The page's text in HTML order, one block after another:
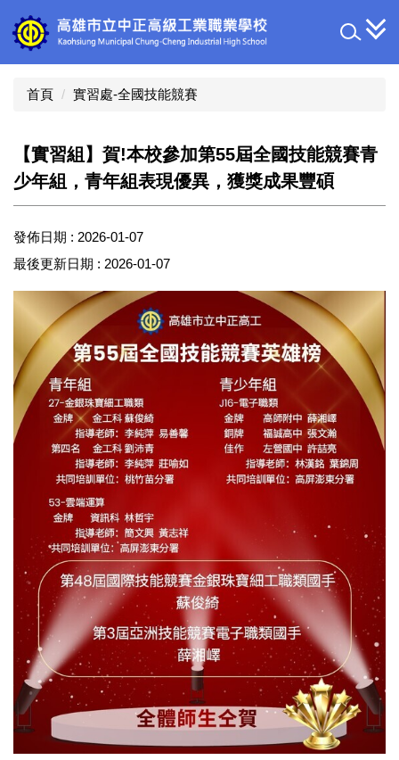
到
主
首頁 實習處-全國技能競賽
【實習組】賀!本校參加第55屆全國技能競賽青
少年組，青年組表現優異，獲獎成果豐碩
發佈日期 : 2026-01-07
最後更新日期 : 2026-01-07